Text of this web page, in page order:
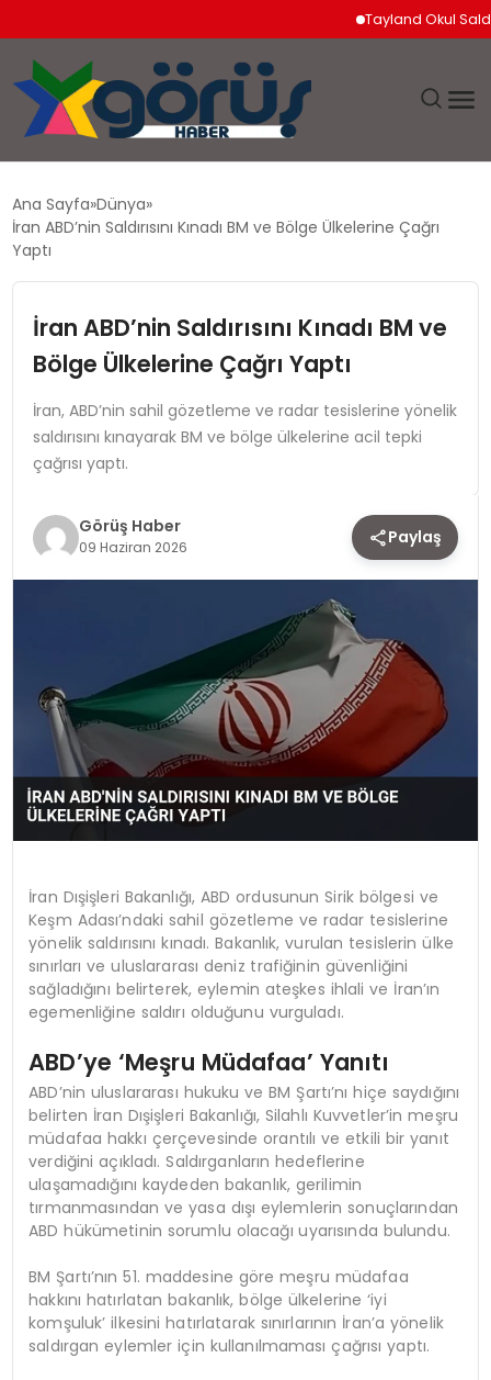
Tayland Okul
EKONOMI
MAGAZIN
SAĞLIK
SPOR
TEKNOLOJI
Ana Sayfa Dünya
İran ABD’nin Saldırısını Kınadı BM ve Bölge Ülkelerine Çağrı
Yaptı
İran ABD’nin Saldırısını Kınadı BM ve
Bölge Ülkelerine Çağrı Yaptı
İran, ABD’nin sahil gözetleme ve radar tesislerine yönelik
saldırısını kınayarak BM ve bölge ülkelerine acil tepki
çağrısı yaptı.
Görüş Haber
09 Haziran 2026 Paylaş
İran Dışişleri Bakanlığı, ABD ordusunun Sirik bölgesi ve
Keşm Adası’ndaki sahil gözetleme ve radar tesislerine
yönelik saldırısını kınadı. Bakanlık, vurulan tesislerin ülke
sınırları ve uluslararası deniz trafiğinin güvenliğini
sağladığını belirterek, eylemin ateşkes ihlali ve İran’ın
egemenliğine saldırı olduğunu vurguladı.
ABD’ye ‘Meşru Müdafaa’ Yanıtı
ABD’nin uluslararası hukuku ve BM Şartı’nı hiçe saydığını
belirten İran Dışişleri Bakanlığı, Silahlı Kuvvetler’in meşru
müdafaa hakkı çerçevesinde orantılı ve etkili bir yanıt
verdiğini açıkladı. Saldırganların hedeflerine
ulaşamadığını kaydeden bakanlık, gerilimin
tırmanmasından ve yasa dışı eylemlerin sonuçlarından
ABD hükümetinin sorumlu olacağı uyarısında bulundu.
BM Şartı’nın 51. maddesine göre meşru müdafaa
hakkını hatırlatan bakanlık, bölge ülkelerine ‘iyi
komşuluk’ ilkesini hatırlatarak sınırlarının İran’a yönelik
saldırgan eylemler için kullanılmaması çağrısı yaptı.